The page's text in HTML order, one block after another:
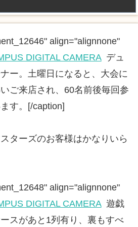
align="alignnone"
デュ
ー。土曜日になると、大会に
ご来店され、60名前後毎回参
す。[/caption]
ターズのお客様はかなりいら
align="alignnone"
遊戯
スがあと1列有り、裏もすべ